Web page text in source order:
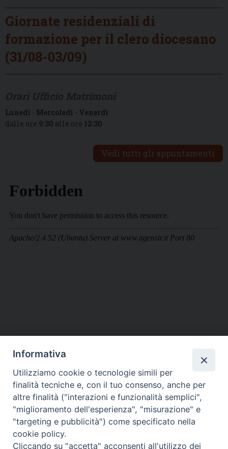
Giornate residenziali di
formazione per il clero diocesano
(31/08-03/09)
Lunedì - Mercoledì - Venerdì
dalle ore 9:30 alle ore 12:30
Vedi tutti gli appuntamenti
DIOCESI SUBURBICARIA DI ALBANO
Contatti:Tel.: 06.93268401 - Fax.: 06.9323844
E-mail:curia@diocesidialbano.it
Orari: dal Lunedì al Venerdì Ore: 9:00 - 13:00
Informativa
Utilizziamo cookie o tecnologie simili per
finalità tecniche e, con il tuo consenso, anche per
altre finalità ("interazioni e funzionalità semplici",
"miglioramento dell'esperienza", "misurazione" e
"targeting e pubblicità") come specificato nella
cookie policy.
Cliccando su "accetta" acconsenti all'utilizzo dei